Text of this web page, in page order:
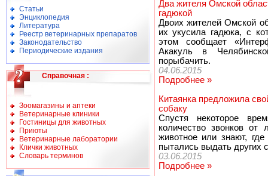
Статьи
Энциклопедия
Литература
Реестр ветеринарных препаратов
Законодательство
Периодические издания
Справочная :
Зоомагазины и аптеки
Ветеринарные клиники
Гостиницы для животных
Приюты
Ветеринарные лаборатории
Клички животных
Словарь терминов
Два жителя Омской
гадюкой
Двоих жителей Омской
их укусила гадюка, с
этом сообщает
Акакуль в
порыбачить.
04.06.2015
Подробнее »
Китаянка предложила
собаку
Спустя некоторое
количество звонков
животное или знают,
пытались выдать других
03.06.2015
Подробнее »